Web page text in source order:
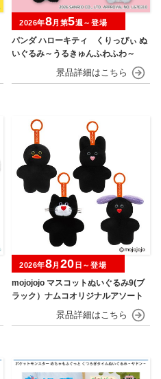
パンダ ハローキティ くりっぴぃ ぬ
いぐるみ～うるきゅんふわふわ～
2026年8月第5週～登場
mojojojo マスコットぬいぐるみ9(ブ
ラック）ナムコオリジナルアソート
2026年8月 20 日～登場